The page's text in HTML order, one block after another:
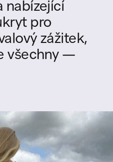
nabízející
pro
zážitek,
všechny —